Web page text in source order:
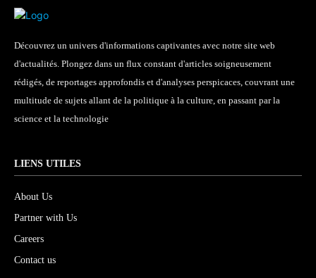
Découvrez un univers d'informations captivantes avec notre site web
d'actualités. Plongez dans un flux constant d'articles soigneusement
rédigés, de reportages approfondis et d'analyses perspicaces, couvrant une
multitude de sujets allant de la politique à la culture, en passant par la
science et la technologie
LIENS UTILES
About Us
Partner with Us
Careers
Contact us